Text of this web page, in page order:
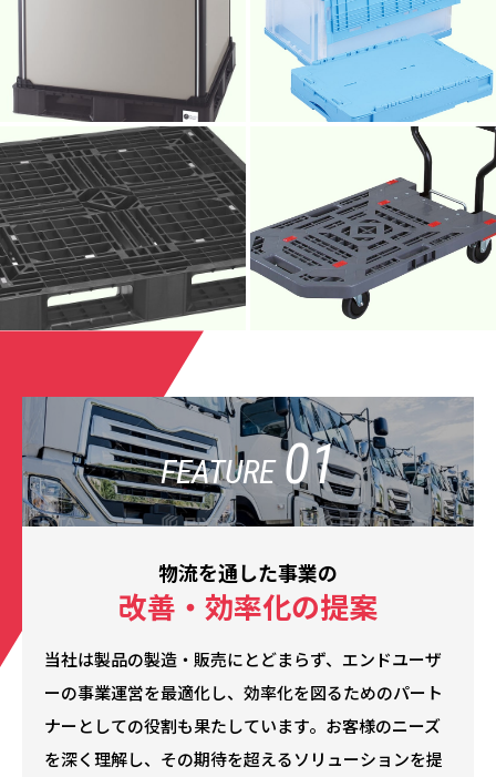
FEATURE 01
物流を通した事業の
改善・効率化の提案
当社は製品の製造・販売にとどまらず、エンドユーザ
ーの事業運営を最適化し、効率化を図るためのパート
ナーとしての役割も果たしています。お客様のニーズ
を深く理解し、その期待を超えるソリューションを提